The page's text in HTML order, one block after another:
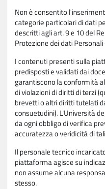
Non è consentito
categorie particolari di dati
descritti agli art. 9 e 10 del
Protezione dei dati
I contenuti presenti sulla
predisposti e validati dai
garantiscono la conformità
di violazioni di diritti di terzi
brevetti o altri diritti tutelati
consuetudini). L'Università
da ogni obbligo di verifica
accuratezza o veridicità di
Il personale tecnico
piattaforma agisce su
non assume alcuna
stesso.